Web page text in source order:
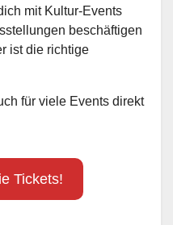
mit Kultur-Events
beschäftigen
ist die richtige
für viele Events direkt
Tickets!